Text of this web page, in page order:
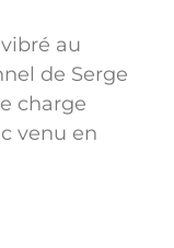
au
de Serge
charge
venu en